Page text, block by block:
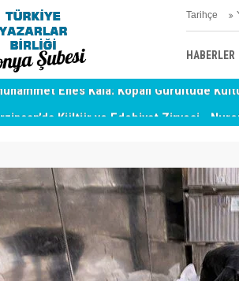
Tarihçe
HABERLER
Erzincan’da Kültür ve Edebiyat Zirvesi -